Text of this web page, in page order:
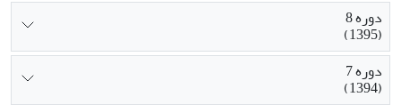
دوره 8
(1395)
دوره 7
(1394)